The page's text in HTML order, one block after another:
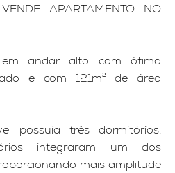
APARTAMENTO NO
andar alto com ótima
e com 121m² de área
possuía três dormitórios,
integraram um dos
mais amplitude